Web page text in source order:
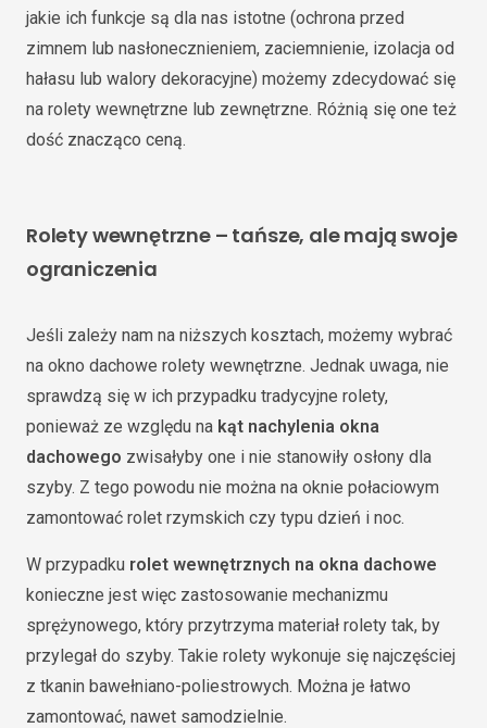
jakie ich funkcje są dla nas istotne (ochrona przed
zimnem lub nasłonecznieniem, zaciemnienie, izolacja od
hałasu lub walory dekoracyjne) możemy zdecydować się
na rolety wewnętrzne lub zewnętrzne. Różnią się one też
dość znacząco ceną.
Rolety wewnętrzne – tańsze, ale mają swoje
ograniczenia
Jeśli zależy nam na niższych kosztach, możemy wybrać
na okno dachowe rolety wewnętrzne. Jednak uwaga, nie
sprawdzą się w ich przypadku tradycyjne rolety,
ponieważ ze względu na kąt nachylenia okna
dachowego zwisałyby one i nie stanowiły osłony dla
szyby. Z tego powodu nie można na oknie połaciowym
zamontować rolet rzymskich czy typu dzień i noc.
W przypadku rolet wewnętrznych na okna dachowe
konieczne jest więc zastosowanie mechanizmu
sprężynowego, który przytrzyma materiał rolety tak, by
przylegał do szyby. Takie rolety wykonuje się najczęściej
z tkanin bawełniano-poliestrowych. Można je łatwo
zamontować, nawet samodzielnie.